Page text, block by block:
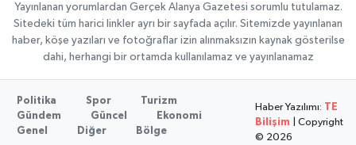
Yayınlanan yorumlardan Gerçek Alanya Gazetesi sorumlu tutulamaz.
Sitedeki tüm harici linkler ayrı bir sayfada açılır. Sitemizde yayınlanan
haber, köşe yazıları ve fotoğraflar izin alınmaksızın kaynak gösterilse
dahi, herhangi bir ortamda kullanılamaz ve yayınlanamaz
Politika Spor
Turizm
Gündem
Güncel
Ekonomi
Genel
Diğer Bölge
Haber Yazılımı:
TE
Bilişim | Copyright
© 2026